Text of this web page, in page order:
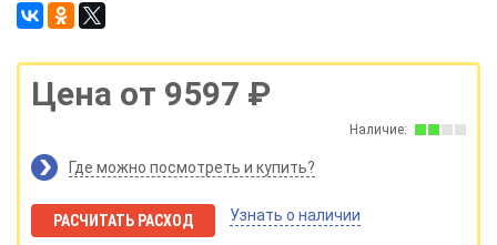
Цена от 9597 ₽
Наличие:
Где можно посмотреть и купить?
РАСЧИТАТЬ РАСХОД Узнать о наличии